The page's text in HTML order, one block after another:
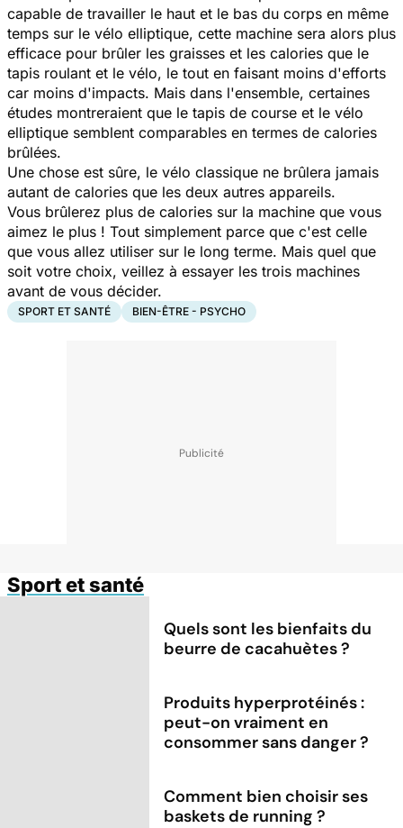
capable de travailler le haut et le bas du corps en même
temps sur le vélo elliptique, cette machine sera alors plus
efficace pour brûler les graisses et les calories que le
tapis roulant et le vélo, le tout en faisant moins d'efforts
car moins d'impacts. Mais dans l'ensemble, certaines
études montreraient que le tapis de course et le vélo
elliptique semblent comparables en termes de calories
brûlées.
Une chose est sûre, le vélo classique ne brûlera jamais
autant de calories que les deux autres appareils.
Vous brûlerez plus de calories sur la machine que vous
aimez le plus ! Tout simplement parce que c'est celle
que vous allez utiliser sur le long terme. Mais quel que
soit votre choix, veillez à essayer les trois machines
avant de vous décider.
SPORT ET SANTÉ BIEN-ÊTRE - PSYCHO
Sport et santé
Quels sont les bienfaits du
beurre de cacahuètes ?
Produits hyperprotéinés :
peut-on vraiment en
consommer sans danger ?
Comment bien choisir ses
baskets de running ?